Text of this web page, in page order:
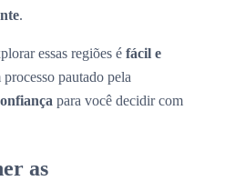
.
essas regiões é fácil e
pautado pela
para você decidir com
as